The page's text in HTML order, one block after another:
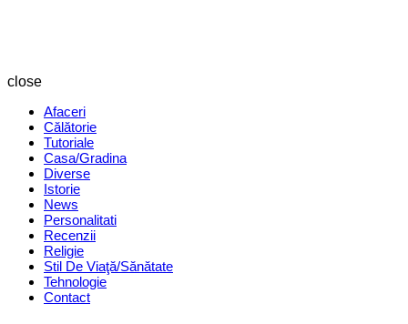
close
Afaceri
Călătorie
Tutoriale
Casa/Gradina
Diverse
Istorie
News
Personalitati
Recenzii
Religie
Stil De Viaţă/Sănătate
Tehnologie
Contact